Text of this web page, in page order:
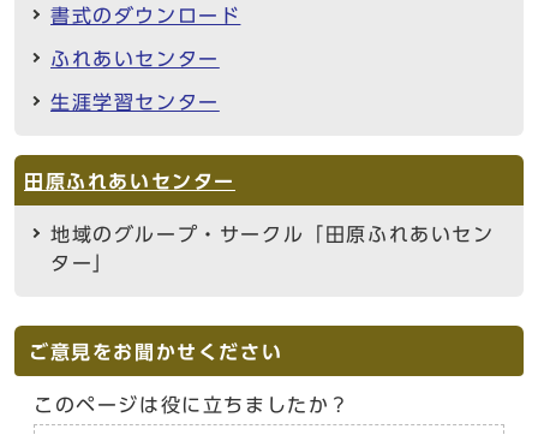
書式のダウンロード
ふれあいセンター
生涯学習センター
田原ふれあいセンター
地域のグループ・サークル「田原ふれあいセン
ター」
ご意見をお聞かせください
このページは役に立ちましたか？